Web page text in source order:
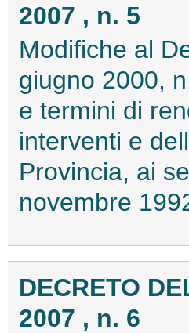
2007 , n. 5
Modifiche al
giugno 2000,
e termini di
interventi e
Provincia, ai
novembre
DECRETO
2007 , n. 6